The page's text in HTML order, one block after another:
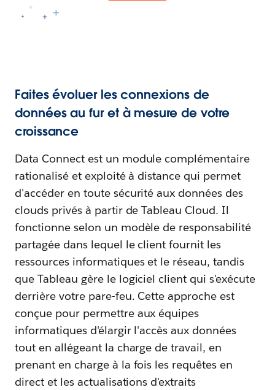
Faites évoluer les connexions de
données au fur et à mesure de votre
croissance
Data Connect est un module complémentaire
rationalisé et exploité à distance qui permet
d'accéder en toute sécurité aux données des
clouds privés à partir de Tableau Cloud. Il
fonctionne selon un modèle de responsabilité
partagée dans lequel le client fournit les
ressources informatiques et le réseau, tandis
que Tableau gère le logiciel client qui s'exécute
derrière votre pare-feu. Cette approche est
conçue pour permettre aux équipes
informatiques d'élargir l'accès aux données
tout en allégeant la charge de travail, en
prenant en charge à la fois les requêtes en
direct et les actualisations d'extraits